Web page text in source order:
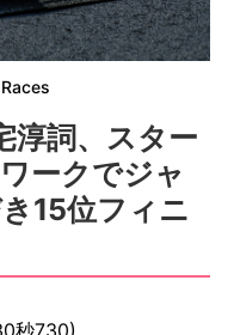
淳詞、スター
ークでジャ
15位フィニ
秒730)